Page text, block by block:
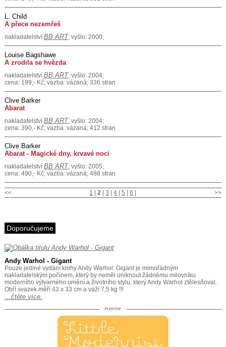
L. Child
A přece nezemřeš
nakladatelství BB ART; vyšlo: 2000;
Louise Bagshawe
A zrodila se hvězda
nakladatelství BB ART; vyšlo: 2004;
cena: 199,- Kč; vazba: vázaná; 336 stran
Clive Barker
Abarat
nakladatelství BB ART; vyšlo: 2004;
cena: 390,- Kč; vazba: vázaná; 412 stran
Clive Barker
Abarat - Magické dny, krvavé noci
nakladatelství BB ART; vyšlo: 2005;
cena: 490,- Kč; vazba: vázaná; 488 stran
<< >>
1 |2 |3 |4 |5 |6
Doporučujeme
Andy Warhol - Gigant
Pouze jediné vydání knihy Andy Warhol: Gigant je mimořádným
nakladatelským počinem, který by neměl uniknout žádnému milovníku
moderního výtvarného umění a životního stylu, který Andy Warhol ztělesňoval.
Obří svazek měří 43 x 33 cm a váží 7,5 kg !!!
…čtěte více.
inzerce